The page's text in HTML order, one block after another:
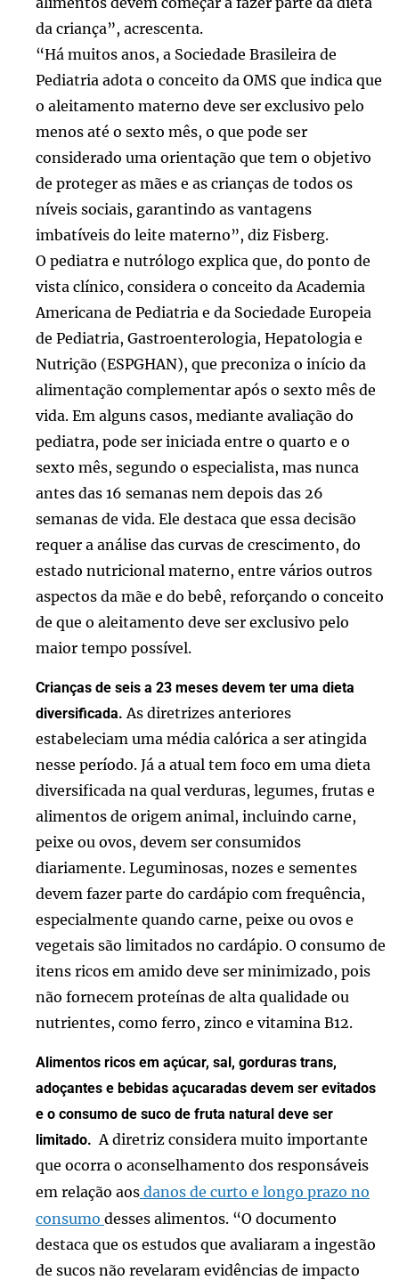
da criança”, acrescenta.
“Há muitos anos, a Sociedade Brasileira de
Pediatria adota o conceito da OMS que indica que
o aleitamento materno deve ser exclusivo pelo
menos até o sexto mês, o que pode ser
considerado uma orientação que tem o objetivo
de proteger as mães e as crianças de todos os
níveis sociais, garantindo as vantagens
imbatíveis do leite materno”, diz Fisberg.
O pediatra e nutrólogo explica que, do ponto de
vista clínico, considera o conceito da Academia
Americana de Pediatria e da Sociedade Europeia
de Pediatria, Gastroenterologia, Hepatologia e
Nutrição (ESPGHAN), que preconiza o início da
alimentação complementar após o sexto mês de
vida. Em alguns casos, mediante avaliação do
pediatra, pode ser iniciada entre o quarto e o
sexto mês, segundo o especialista, mas nunca
antes das 16 semanas nem depois das 26
semanas de vida. Ele destaca que essa decisão
requer a análise das curvas de crescimento, do
estado nutricional materno, entre vários outros
aspectos da mãe e do bebê, reforçando o conceito
de que o aleitamento deve ser exclusivo pelo
maior tempo possível.
Crianças de seis a 23 meses devem ter uma dieta
diversificada. As diretrizes anteriores
estabeleciam uma média calórica a ser atingida
nesse período. Já a atual tem foco em uma dieta
diversificada na qual verduras, legumes, frutas e
alimentos de origem animal, incluindo carne,
peixe ou ovos, devem ser consumidos
diariamente. Leguminosas, nozes e sementes
devem fazer parte do cardápio com frequência,
especialmente quando carne, peixe ou ovos e
vegetais são limitados no cardápio. O consumo de
itens ricos em amido deve ser minimizado, pois
não fornecem proteínas de alta qualidade ou
nutrientes, como ferro, zinco e vitamina B12.
Alimentos ricos em açúcar, sal, gorduras trans,
adoçantes e bebidas açucaradas devem ser evitados
e o consumo de suco de fruta natural deve ser
limitado. A diretriz considera muito importante
que ocorra o aconselhamento dos responsáveis
em relação aos danos de curto e longo prazo no
consumo desses alimentos. “O documento
destaca que os estudos que avaliaram a ingestão
de sucos não revelaram evidências de impacto